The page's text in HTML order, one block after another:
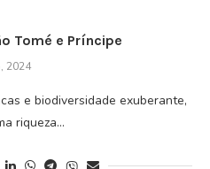
Tomé e Príncipe
2024
e biodiversidade exuberante,
riqueza…